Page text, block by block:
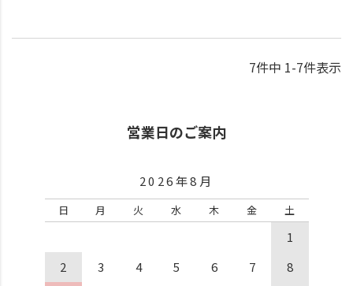
7件中 1-7件表示
営業日のご案内
2026年8月
日 月 火 水 木 金 土
1
2
3 4 5 6 7
8